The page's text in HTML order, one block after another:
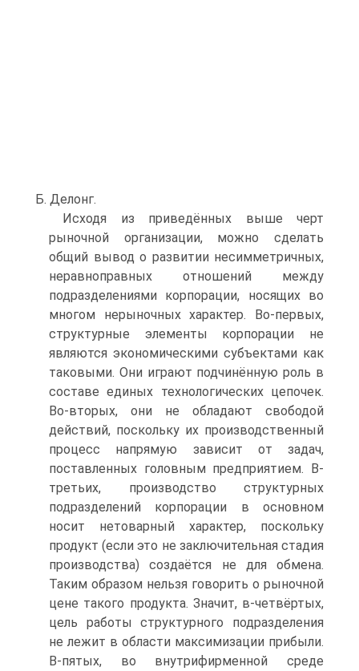
Б. Делонг.
Исходя из приведённых выше черт
рыночной организации, можно сделать
общий вывод о развитии несимметричных,
неравноправных отношений между
подразделениями корпорации, носящих во
многом нерыночных характер. Во-первых,
структурные элементы корпорации не
являются экономическими субъектами как
таковыми. Они играют подчинённую роль в
составе единых технологических цепочек.
Во-вторых, они не обладают свободой
действий, поскольку их производственный
процесс напрямую зависит от задач,
поставленных головным предприятием. В-
третьих, производство структурных
подразделений корпорации в основном
носит нетоварный характер, поскольку
продукт (если это не заключительная стадия
производства) создаётся не для обмена.
Таким образом нельзя говорить о рыночной
цене такого продукта. Значит, в-четвёртых,
цель работы структурного подразделения
не лежит в области максимизации прибыли.
В-пятых, во внутрифирменной среде